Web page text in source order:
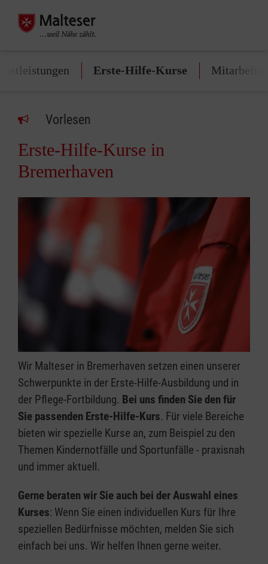
Erste-Hilfe-Kurse Mitarbeiten
Vorlesen
Erste-Hilfe-Kurse in
Bremerhaven
Wir Malteser in Bremerhaven setzen einen unserer
Schwerpunkte in der Erste-Hilfe-Ausbildung und in
der Pflege-Fortbildung. Bei uns finden Sie den für
Sie passenden Erste-Hilfe-Kurs. Für viele Bereiche
bieten wir spezielle Kurse an, zum Beispiel zu den
Themen Kindernotfälle und Sportunfälle - praxisnah
und immer aktuell.
Gerne beraten wir Sie auch bei der Auswahl eines
Kurses: Wenn Sie einen individuellen Kurs für Ihre
speziellen Bedürfnisse möchten, melden Sie sich
einfach bei uns. Wir helfen Ihnen gerne weiter.